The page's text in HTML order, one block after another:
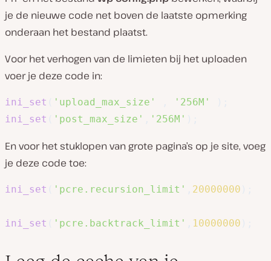
je de nieuwe code net boven de laatste opmerking
onderaan het bestand plaatst.
Voor het verhogen van de limieten bij het uploaden
voer je deze code in:
ini_set 'upload_max_size' '256M'
ini_set
'post_max_size' '256M'
En voor het stuklopen van grote pagina’s op je site, voeg
je deze code toe:
ini_set 'pcre.recursion_limit' 20000000
ini_set 'pcre.backtrack_limit' 10000000